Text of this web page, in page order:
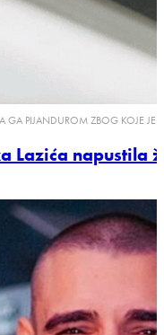
GA PIJANDUROM ZBOG KOJE JE
Lazića napustila